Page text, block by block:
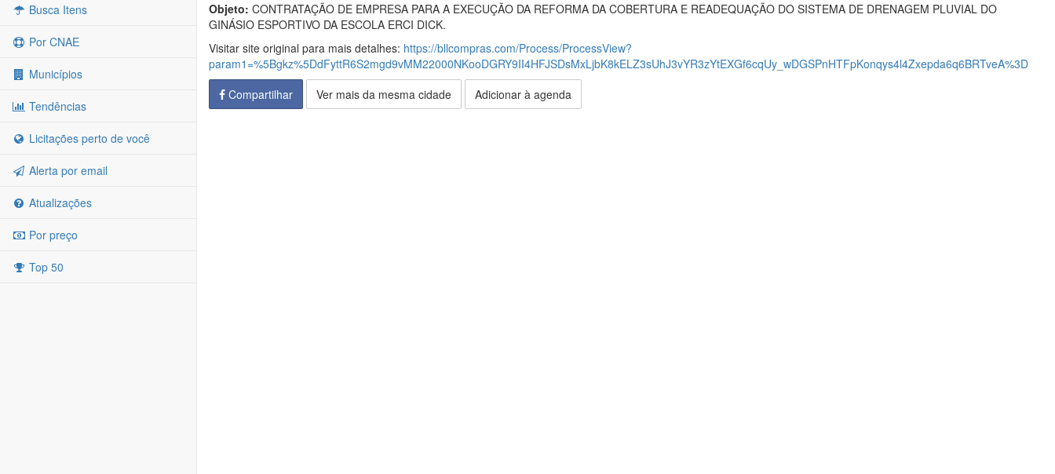
Busca Itens
Por CNAE
Municípios
Tendências
Licitações perto de você
Alerta por email
Atualizações
Por preço
Top 50
Objeto: CONTRATAÇÃO DE EMPRESA PARA A EXECUÇÃO DA REFORMA DA COBERTURA E READEQUAÇÃO DO SISTEMA DE DRENAGEM PLUVIAL DO
GINÁSIO ESPORTIVO DA ESCOLA ERCI DICK.
Visitar site original para mais detalhes: https://bllcompras.com/Process/ProcessView?
param1=%5Bgkz%5DdFyttR6S2mgd9vMM22000NKooDGRY9II4HFJSDsMxLjbK8kELZ3sUhJ3vYR3zYtEXGf6cqUy_wDGSPnHTFpKonqys4l4Zxepda6q6BRTveA%3D
Compartilhar
Ver mais da mesma cidade Adicionar à agenda